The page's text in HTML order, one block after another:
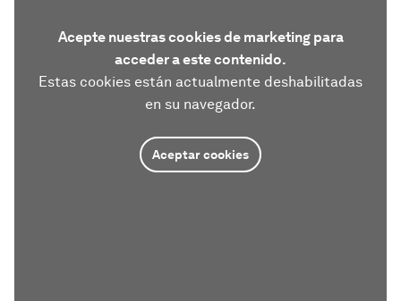
Acepte nuestras cookies de marketing para
acceder a este contenido.
Estas cookies están actualmente deshabilitadas
en su navegador.
Aceptar cookies